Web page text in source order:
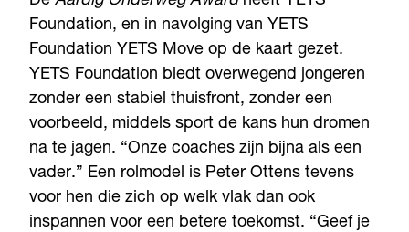
Foundation, en in navolging van YETS
Foundation YETS Move op de kaart gezet.
YETS Foundation biedt overwegend jongeren
zonder een stabiel thuisfront, zonder een
voorbeeld, middels sport de kans hun dromen
na te jagen. “Onze coaches zijn bijna als een
vader.” Een rolmodel is Peter Ottens tevens
voor hen die zich op welk vlak dan ook
inspannen voor een betere toekomst. “Geef je